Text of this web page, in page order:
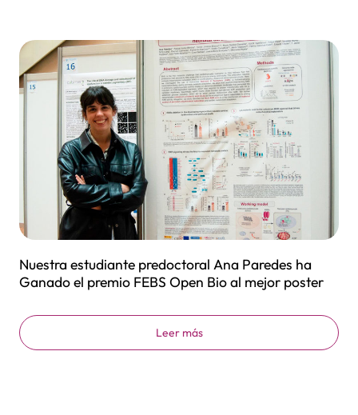
Nuestra estudiante predoctoral Ana Paredes ha
Ganado el premio FEBS Open Bio al mejor poster
Leer más